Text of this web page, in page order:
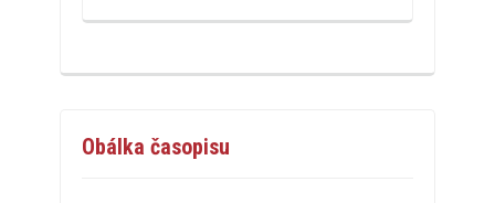
Obálka časopisu